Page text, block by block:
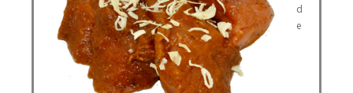
d
e